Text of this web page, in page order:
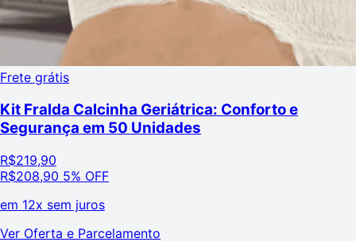
Frete grátis
Kit Fralda Calcinha Geriátrica: Conforto e
Segurança em 50 Unidades
R$219,90
R$208,90 5% OFF
em 12x sem juros
Ver Oferta e Parcelamento